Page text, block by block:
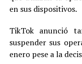
en sus dispositivos.
TikTok anunció
suspender sus
enero pese a la